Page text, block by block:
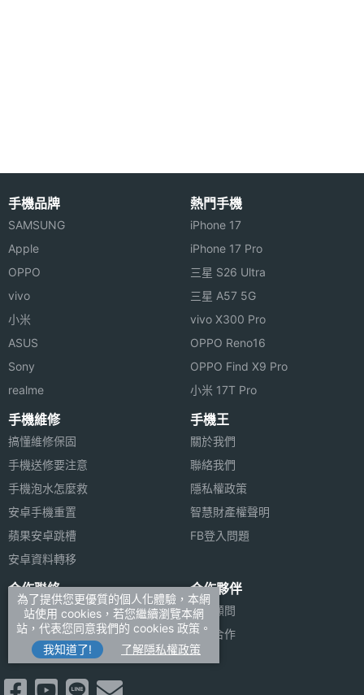
頻段
5G組網
方式
4G FDD
LTE
1500(B32), 1700(B4), 1800(B3), 1900(B2),
1900(B25), 2100(B1), 2300(B30),
2600(B7), 700(B12), 700(B13), 700(B17),
850(B26), 850(B5), 900(B8), AWS-3(B66)
4G
TDD
LTE
1900(B39), 2100(B34), 2300(B40),
2500(B41), 2500(B53), 2600(B38),
3500(B42), 3600(B48)
4G LTE
5G連網
VoLTE
SIM
Card類
型
eSIM, nano-SIM
SIM1 2G, 3G, 4G, 5G
手機品牌
SAMSUNG
Apple
OPPO
vivo
小米
ASUS
Sony
realme
熱門手機
iPhone 17
iPhone 17 Pro
三星 S26 Ultra
三星 A57 5G
vivo X300 Pro
OPPO Reno16
OPPO Find X9 Pro
小米 17T Pro
手機維修
搞懂維修保固
手機送修要注意
手機泡水怎麼救
安卓手機重置
蘋果安卓跳槽
安卓資料轉移
手機王
關於我們
聯絡我們
隱私權政策
智慧財產權聲明
FB登入問題
合作聯絡
廣告刊登
加入商店報價
新聞聯絡
合作夥伴
法律顧問
媒體合作
為了提供您更優質的個人化體驗，本網
站使用 cookies，若您繼續瀏覽本網
站，代表您同意我們的 cookies 政策。
我知道了!
了解隱私權政策